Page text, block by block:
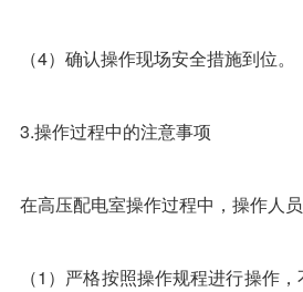
（4）确认操作现场安全措施到位。
3.操作过程中的注意事项
在高压配电室操作过程中，操作人
（1）严格按照操作规程进行操作